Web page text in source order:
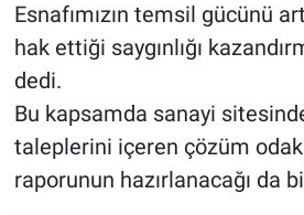
Esnafımızın temsil gücünü
hak ettiği saygınlığı
dedi.
Bu kapsamda sanayi
taleplerini içeren çözüm
raporunun hazırlanacağı da